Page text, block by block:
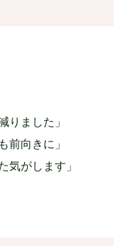
りました」
前向きに」
気がします」